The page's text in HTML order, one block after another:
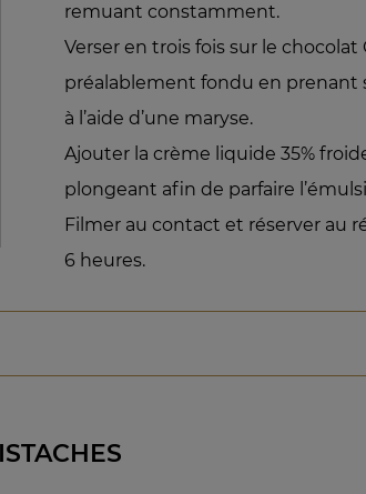
remuant constamment.
Verser en trois fois sur le chocolat
préalablement fondu en prenant
à l’aide d’une maryse.
Ajouter la crème liquide 35%
plongeant afin de parfaire
Filmer au contact et réserver au
6 heures.